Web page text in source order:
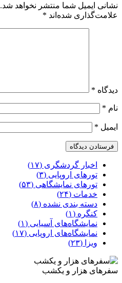
نشانی ایمیل شما منتشر نخواهد شد.
علامت‌گذاری شده‌اند *
دیدگاه *
نام *
ایمیل *
اخبار گردشگری (۱۷)
تورهای اروپایی (۳)
تورهای نمایشگاهی (۵۳)
خدمات (۲۴)
دسته بندی نشده (۸)
کنگره (۱)
نمایشگاه‌های آسیایی (۱)
نمایشگاه‌های اروپایی (۱۷)
ویزا (۲۳)
سفرهای هزار و یکشب